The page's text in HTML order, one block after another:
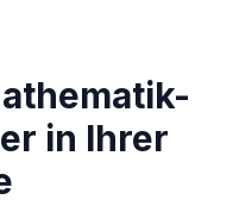
in Ihrer